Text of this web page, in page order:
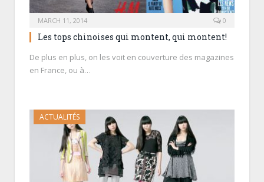
MARCH 11, 2014 0
Les tops chinoises qui montent, qui montent!
De plus en plus, on les voit en couverture des magazines
en France, ou à…
ACTUALITÉS